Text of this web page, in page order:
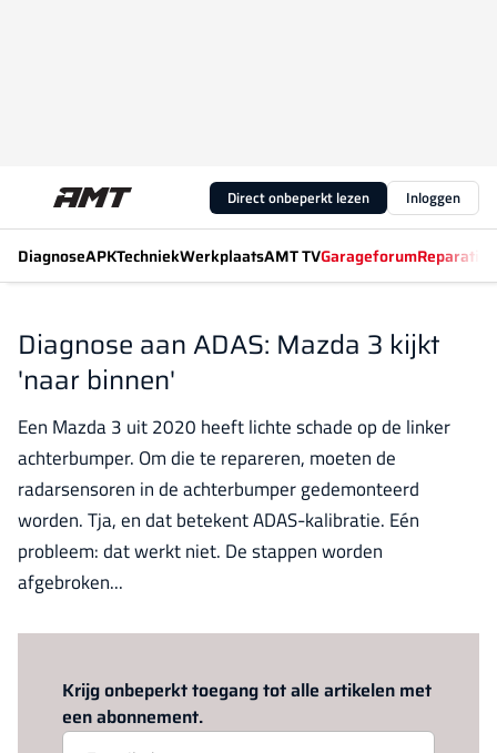
Direct onbeperkt lezen Inloggen
DiagnoseAPKTechniekWerkplaatsAMT TVGarageforum
Diagnose aan ADAS: Mazda 3 kijkt
'naar binnen'
Een Mazda 3 uit 2020 heeft lichte schade op de linker
achterbumper. Om die te repareren, moeten de
radarsensoren in de achterbumper gedemonteerd
worden. Tja, en dat betekent ADAS-kalibratie. Eén
probleem: dat werkt niet. De stappen worden
afgebroken...
Krijg onbeperkt toegang tot alle artikelen met
een abonnement.